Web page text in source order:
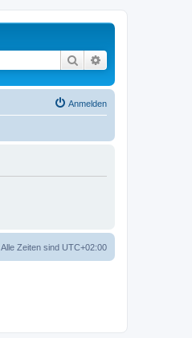
Suche
Anmelden
Alle Zeiten sind UTC+02:00